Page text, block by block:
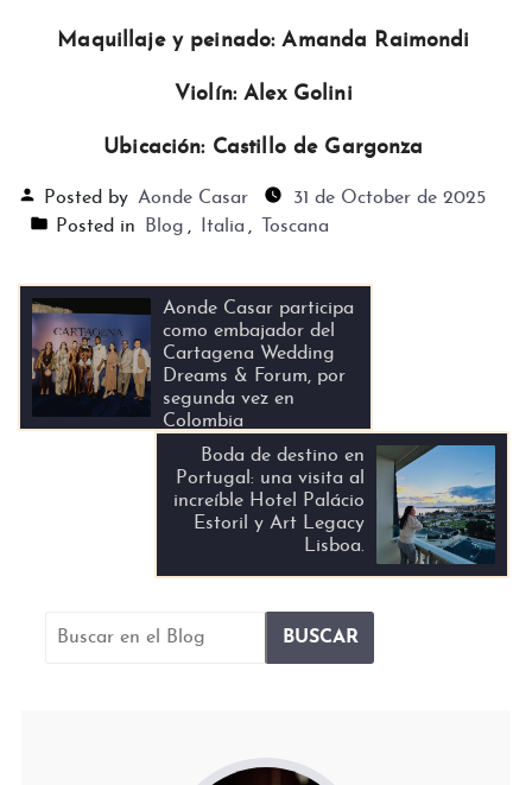
Maquillaje y peinado: Amanda Raimondi
Violín: Alex Golini
Ubicación: Castillo de Gargonza
Posted by Aonde Casar
31 de October de 2025
Posted in
Blog , Italia , Toscana
Aonde Casar participa
como embajador del
Cartagena Wedding
Dreams & Forum, por
segunda vez en
Colombia
Boda de destino en
Portugal: una visita al
increíble Hotel Palácio
Estoril y Art Legacy
Lisboa.